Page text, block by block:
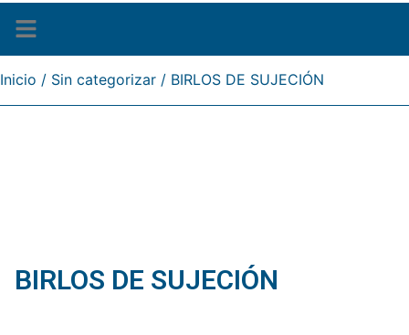
Inicio / Sin categorizar / BIRLOS DE SUJECIÓN
BIRLOS DE SUJECIÓN